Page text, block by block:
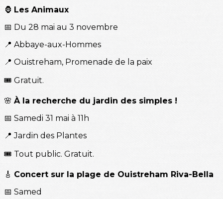
🦍 Les Animaux
📅 Du 28 mai au 3 novembre
📍 Abbaye-aux-Hommes
📍 Ouistreham, Promenade de la paix
🎟️ Gratuit.
🌸 À la recherche du jardin des simples !
📅 Samedi 31 mai à 11h
📍 Jardin des Plantes
🎟️ Tout public. Gratuit.
🎸 Concert sur la plage de Ouistreham Riva-Bella
📅 Samed